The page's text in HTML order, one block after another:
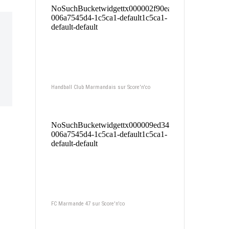
Handball Club Marmandais sur Score'n'co
FC Marmande 47 sur Score'n'co